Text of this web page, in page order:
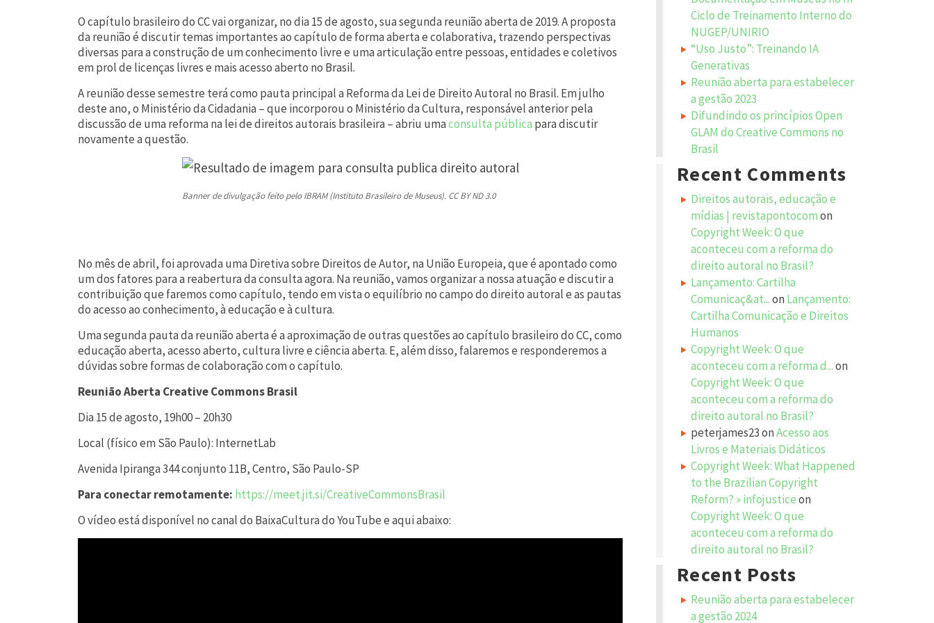
O capítulo brasileiro do CC vai organizar, no dia 15 de agosto, sua segunda reunião aberta de 2019. A proposta
da reunião é discutir temas importantes ao capítulo de forma aberta e colaborativa, trazendo perspectivas
diversas para a construção de um conhecimento livre e uma articulação entre pessoas, entidades e coletivos
em prol de licenças livres e mais acesso aberto no Brasil.
A reunião desse semestre terá como pauta principal a Reforma da Lei de Direito Autoral no Brasil. Em julho
deste ano, o Ministério da Cidadania – que incorporou o Ministério da Cultura, responsável anterior pela
discussão de uma reforma na lei de direitos autorais brasileira – abriu umaconsulta pública para discutir
novamente a questão.
Banner de divulgação feito pelo IBRAM (Instituto Brasileiro de Museus). CC BY ND 3.0
No mês de abril, foi aprovada uma Diretiva sobre Direitos de Autor, na União Europeia, que é apontado como
um dos fatores para a reabertura da consulta agora. Na reunião, vamos organizar a nossa atuação e discutir a
contribuição que faremos como capítulo, tendo em vista o equilíbrio no campo do direito autoral e as pautas
do acesso ao conhecimento, à educação e à cultura.
Uma segunda pauta da reunião aberta é a aproximação de outras questões ao capítulo brasileiro do CC, como
educação aberta, acesso aberto, cultura livre e ciência aberta. E, além disso, falaremos e responderemos a
dúvidas sobre formas de colaboração com o capítulo.
Reunião Aberta Creative Commons Brasil
Dia 15 de agosto, 19h00 – 20h30
Local (físico em São Paulo): InternetLab
Avenida Ipiranga 344 conjunto 11B, Centro, São Paulo-SP
Para conectar remotamente: https://meet.jit.si/CreativeCommonsBrasil
O vídeo está disponível no canal do BaixaCultura do YouTube e aqui abaixo:
Ciclo de Treinamento Interno do
NUGEP/UNIRIO
“Uso Justo”: Treinando IA
Generativas
Reunião aberta para estabelecer
a gestão 2023
Difundindo os princípios Open
GLAM do Creative Commons no
Brasil
Recent Comments
Direitos autorais, educação e
mídias | revistapontocomon
Copyright Week: O que
aconteceu com a reforma do
direito autoral no Brasil?
Lançamento: Cartilha
Comunicaç&at...on Lançamento:
Cartilha Comunicação e Direitos
Humanos
Copyright Week: O que
aconteceu com a reforma d...on
Copyright Week: O que
aconteceu com a reforma do
direito autoral no Brasil?
peterjames23onAcesso aos
Livros e Materiais Didáticos
Copyright Week: What Happened
to the Brazilian Copyright
Reform? » infojusticeon
Copyright Week: O que
aconteceu com a reforma do
direito autoral no Brasil?
Recent Posts
Reunião aberta para estabelecer
a gestão 2024